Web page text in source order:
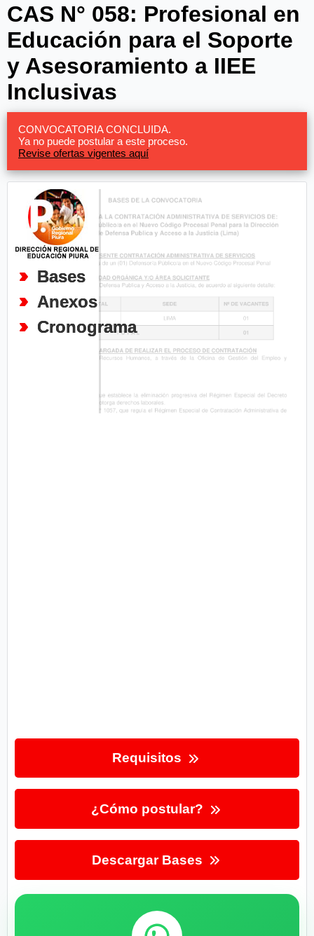
CAS N° 058: Profesional en
Educación para el Soporte
y Asesoramiento a IIEE
Inclusivas
CONVOCATORIA CONCLUIDA.
Ya no puede postular a este proceso.
Revise ofertas vigentes aquí
Bases
Anexos
Cronograma
Requisitos
¿Cómo postular?
Descargar Bases